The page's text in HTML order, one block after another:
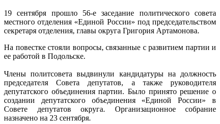
19 сентября прошло 56-е заседание политического совета
местного отделения «Единой России» под председательством
секретаря отделения, главы округа Григория Артамонова.
На повестке стояли вопросы, связанные с развитием партии и
ее работой в Подольске.
Члены политсовета выдвинули кандидатуры на должность
председателя Совета депутатов, а также руководителя
депутатского объединения партии. Было принято решение о
создании депутатского объединения «Единой России» в
Совете депутатов округа. Организационное собрание
назначено на 23 сентября.